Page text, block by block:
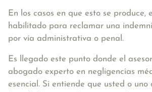
En los casos en que esto se produce,
habilitado para reclamar una
por vía administrativa o penal.
Es llegado este punto donde el
abogado experto en negligencias
esencial. Si entiende que usted o uno